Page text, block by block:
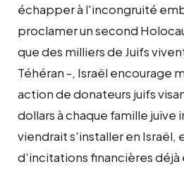
échapper à l'incongruité
proclamer un second
que des milliers de Juifs
Téhéran -, Israël encourage
action de donateurs juifs
dollars à chaque famille juive
viendrait s'installer en Israël,
d'incitations financières déjà